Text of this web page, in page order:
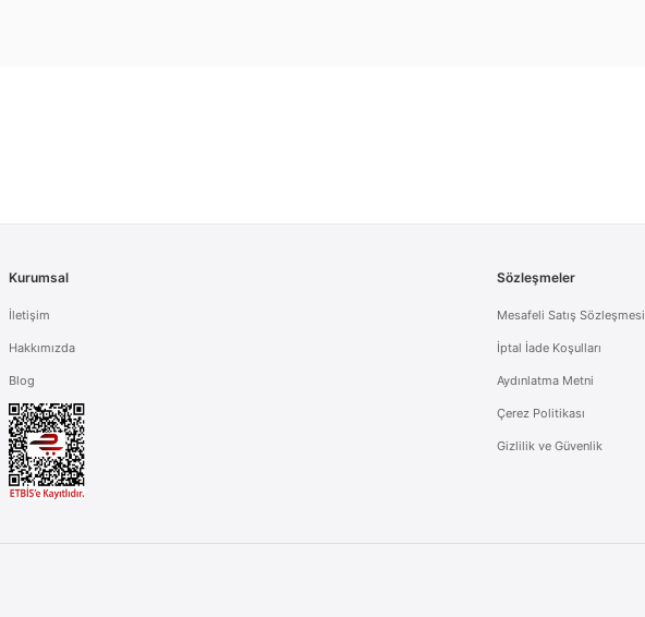
Kurumsal
İletişim
Hakkımızda
Blog
Sözleşmeler
Mesafeli Satış Sözleşmesi
İptal İade Koşulları
Aydınlatma Metni
Çerez Politikası
Gizlilik ve Güvenlik